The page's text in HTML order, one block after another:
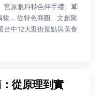
宮原眼科特色伴手禮、草
物... 從特色商圈、文創聚
台中12大逛街景點與美食
從原理到實